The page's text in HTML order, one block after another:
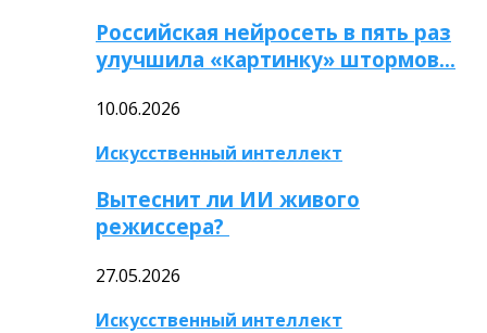
Российская нейросеть в пять раз
улучшила «картинку» штормов…
10.06.2026
Искусственный интеллект
Вытеснит ли ИИ живого
режиссера?
27.05.2026
Искусственный интеллект